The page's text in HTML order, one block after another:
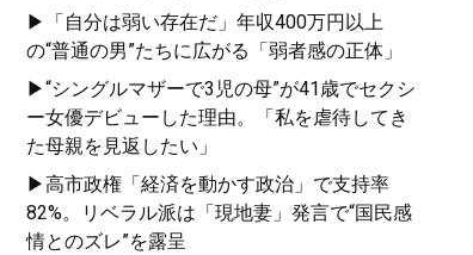
▶「自分は弱い存在だ」年収400万円以上
の“普通の男”たちに広がる「弱者感の正体」
▶“シングルマザーで3児の母”が41歳でセクシ
ー女優デビューした理由。「私を虐待してき
た母親を見返したい」
▶高市政権「経済を動かす政治」で支持率
82%。リベラル派は「現地妻」発言で“国民感
情とのズレ”を露呈